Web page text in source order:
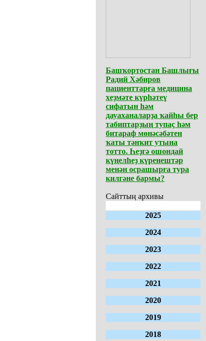
Башҡортостан Башлығы
Радий Хәбиров
пациенттарға медицина
хеҙмәте күрһәтеү
сифатын һәм
дауаханаларҙа ҡайһы бер
табиптарҙың тупаҫ һәм
битараф мөнәсәбәтен
ҡаты тәнҡит утына
тотто. Һеҙгә ошондай
күңелһеҙ күренештәр
менән осрашырға тура
килгәне бармы?
Сайттың архивы
2025
2024
2023
2022
2021
2020
2019
2018